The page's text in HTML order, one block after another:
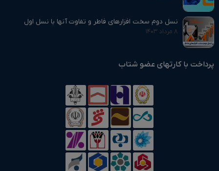
نسل دوم سخت افزارهای فاطر و تفاوت آنها با نسل اول
۸ مرداد ۱۴۰۳
پرداخت با کارتهای عضو شتاب